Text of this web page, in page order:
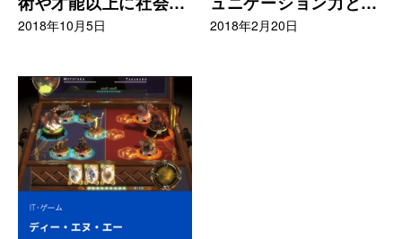
役に立つ
2018年10月5日
り抜く力を評価
2018年2月20日